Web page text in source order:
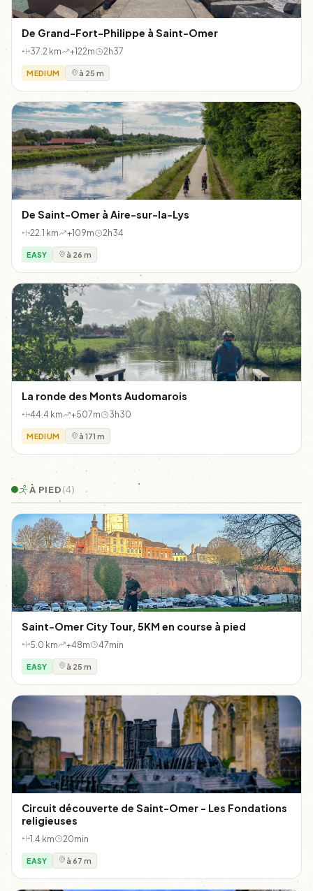
De Grand-Fort-Philippe à Saint-Omer
37.2 km +122m 2h37
MEDIUM à 25 m
De Saint-Omer à Aire-sur-la-Lys
22.1 km +109m 2h34
EASY à 26 m
La ronde des Monts Audomarois
44.4 km +507m 3h30
MEDIUM à 171 m
À PIED(4)
Saint-Omer City Tour, 5KM en course à pied
5.0 km +48m 47min
EASY à 25 m
Circuit découverte de Saint-Omer - Les Fondations
religieuses
1.4 km 20min
EASY à 67 m